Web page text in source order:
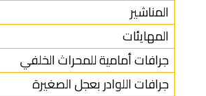
المناشير
المهايئات
جرافات أمامية للمحراث الخلفي
جرافات اللوادر بعجل الصغيرة